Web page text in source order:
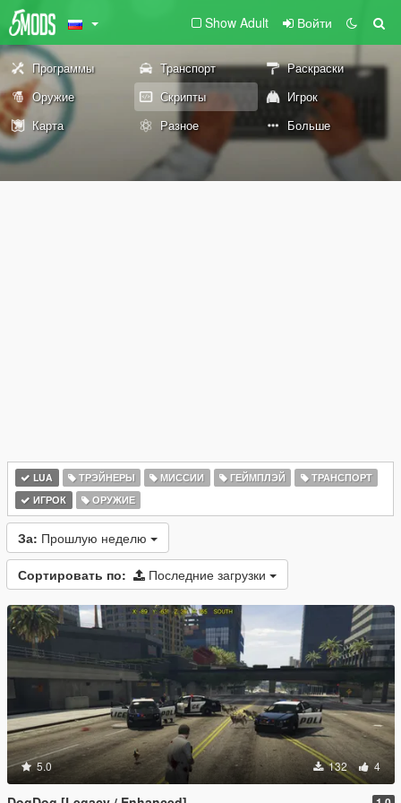
Show Adult Войти
Программы Транспорт
Раскраски
Оружие
Скрипты
Игрок
Карта
Разное Больше
LUA ТРЭЙНЕРЫ МИССИИ ГЕЙМПЛЭЙ
ТРАНСПОРТ
ИГРОК
ОРУЖИЕ
За: Прошлую неделю
Сортировать по: Последние загрузки
5.0 132 4